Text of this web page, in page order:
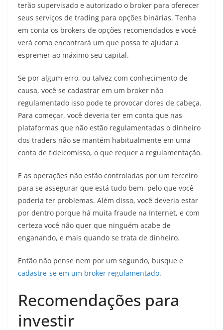
terão supervisado e autorizado o broker para oferecer
seus serviços de trading para opções binárias. Tenha
em conta os brokers de opções recomendados e você
verá como encontrará um que possa te ajudar a
espremer ao máximo seu capital.
Se por algum erro, ou talvez com conhecimento de
causa, você se cadastrar em um broker não
regulamentado isso pode te provocar dores de cabeça.
Para começar, você deveria ter em conta que nas
plataformas que não estão regulamentadas o dinheiro
dos traders não se mantém habitualmente em uma
conta de fideicomisso, o que requer a regulamentação.
E as operações não estão controladas por um terceiro
para se assegurar que está tudo bem, pelo que você
poderia ter problemas. Além disso, você deveria estar
por dentro porque há muita fraude na Internet, e com
certeza você não quer que ninguém acabe de
enganando, e mais quando se trata de dinheiro.
Então não pense nem por um segundo, busque e
cadastre-se em um broker regulamentado.
Recomendações para
investir